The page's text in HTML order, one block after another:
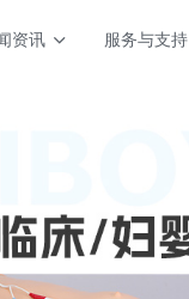
资讯 服务与支持